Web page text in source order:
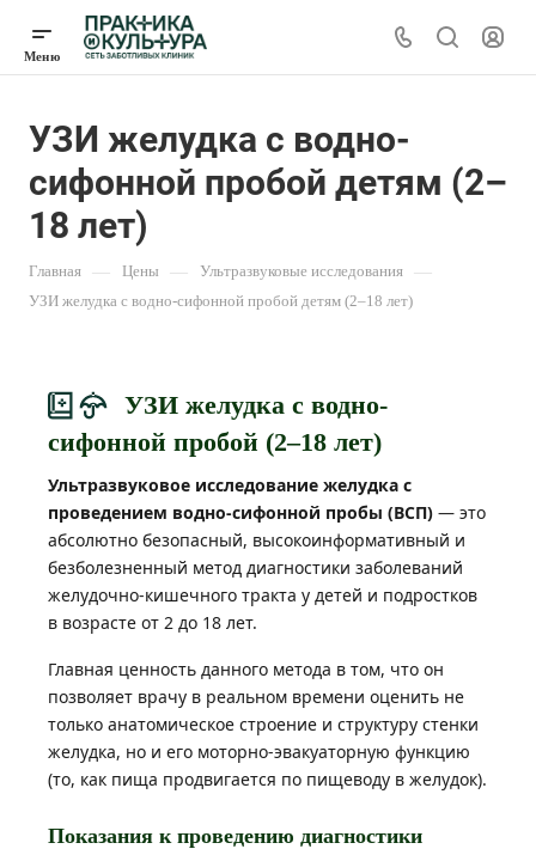
УЗИ желудка с водно-
сифонной пробой детям (2–
18 лет)
Главная — Цены — Ультразвуковые исследования —
УЗИ желудка с водно-сифонной пробой детям (2–18 лет)
УЗИ желудка с водно-
сифонной пробой (2–18 лет)
Ультразвуковое исследование желудка с
проведением водно-сифонной пробы (ВСП) — это
абсолютно безопасный, высокоинформативный и
безболезненный метод диагностики заболеваний
желудочно-кишечного тракта у детей и подростков
в возрасте от 2 до 18 лет.
Главная ценность данного метода в том, что он
позволяет врачу в реальном времени оценить не
только анатомическое строение и структуру стенки
желудка, но и его моторно-эвакуаторную функцию
(то, как пища продвигается по пищеводу в желудок).
Показания к проведению диагностики